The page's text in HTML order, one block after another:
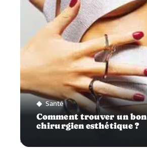
Santé
Comment trouver un bon
chirurgien esthétique ?